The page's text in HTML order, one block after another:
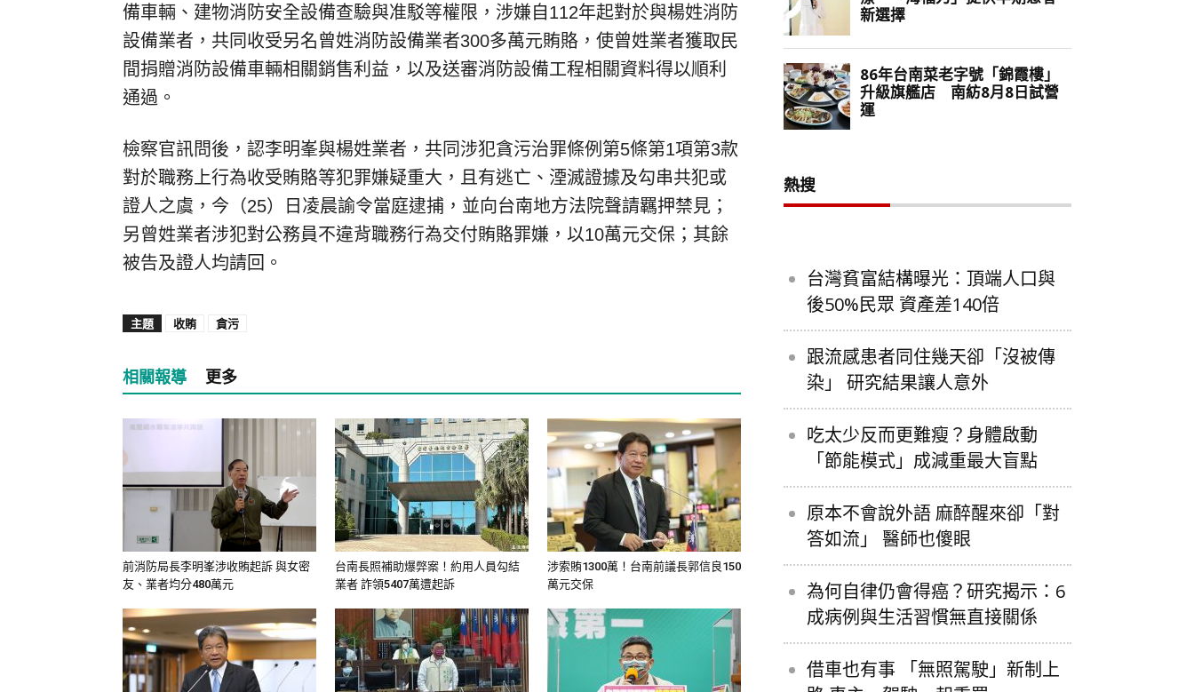
備車輛、建物消防安全設備查驗與准駁等權限，涉嫌自112年起對於與楊姓消防
設備業者，共同收受另名曾姓消防設備業者300多萬元賄賂，使曾姓業者獲取民
間捐贈消防設備車輛相關銷售利益，以及送審消防設備工程相關資料得以順利
通過。
檢察官訊問後，認李明峯與楊姓業者，共同涉犯貪污治罪條例第5條第1項第3款
對於職務上行為收受賄賂等犯罪嫌疑重大，且有逃亡、湮滅證據及勾串共犯或
證人之虞，今（25）日凌晨諭令當庭逮捕，並向台南地方法院聲請羈押禁見；
另曾姓業者涉犯對公務員不違背職務行為交付賄賂罪嫌，以10萬元交保；其餘
被告及證人均請回。
主題 收賄 貪污
相關報導 更多
前消防局長李明峯涉收賄起訴 與女密
友、業者均分480萬元
台南長照補助爆弊案！約用人員勾結
業者 詐領5407萬遭起訴
涉索賄1300萬！台南前議長郭信良150
萬元交保
熱搜
台灣貧富結構曝光：頂端人口與
後50%民眾 資產差140倍
跟流感患者同住幾天卻「沒被傳
染」 研究結果讓人意外
吃太少反而更難瘦？身體啟動
「節能模式」成減重最大盲點
原本不會說外語 麻醉醒來卻「對
答如流」 醫師也傻眼
為何自律仍會得癌？研究揭示：6
成病例與生活習慣無直接關係
借車也有事 「無照駕駛」新制上